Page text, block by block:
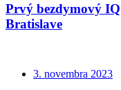
Prvý bezdymový
Bratislave
3. novembra 2023